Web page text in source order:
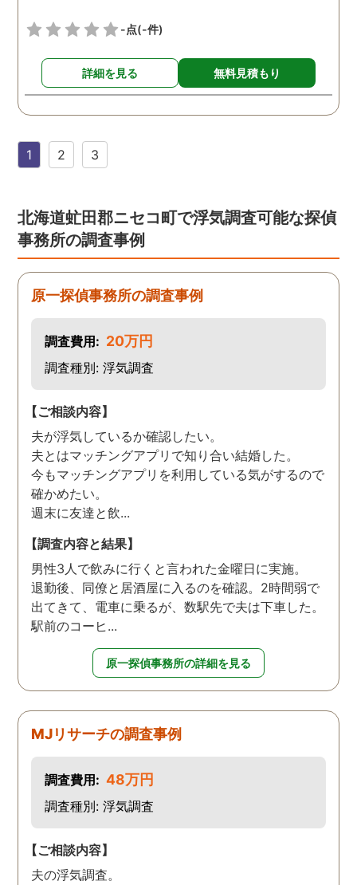
-点(-件)
詳細を見る 無料見積もり
1 2 3
北海道虻田郡ニセコ町で浮気調査可能な探偵
事務所の調査事例
原一探偵事務所の調査事例
調査費用: 20万円
調査種別: 浮気調査
【ご相談内容】
夫が浮気しているか確認したい。
夫とはマッチングアプリで知り合い結婚した。
今もマッチングアプリを利用している気がするので
確かめたい。
週末に友達と飲...
【調査内容と結果】
男性3人で飲みに行くと言われた金曜日に実施。
退勤後、同僚と居酒屋に入るのを確認。2時間弱で
出てきて、電車に乗るが、数駅先で夫は下車した。
駅前のコーヒ...
原一探偵事務所の詳細を見る
MJリサーチの調査事例
調査費用: 48万円
調査種別: 浮気調査
【ご相談内容】
夫の浮気調査。